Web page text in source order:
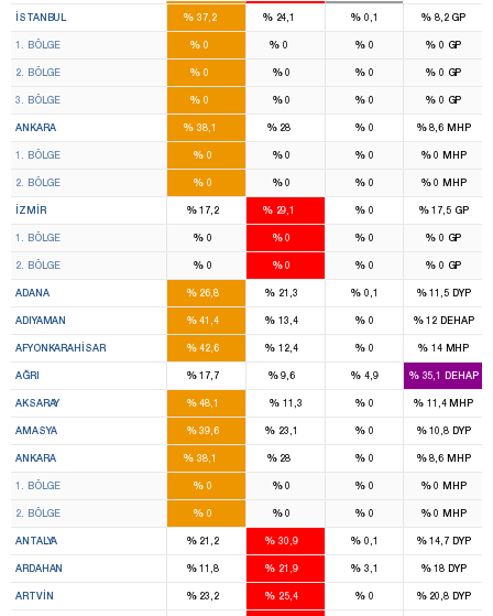
İSTANBUL % 37,2 %24,1 % 0,1 %8,2 GP
1. BÖLGE % 0 % 0 % 0 %0 GP
2. BÖLGE % 0 %0 % 0 %0 GP
3. BÖLGE % 0 %0 % 0 %0 GP
ANKARA % 38,1 %28 % 0 %8,6MHP
1. BÖLGE %0 %0 % 0 %0MHP
2. BÖLGE %0 %0 % 0 %0MHP
İZMIR %17,2 %29,1 % 0 %17,5 GP
1. BÖLGE %0 %0 % 0 %0 GP
2. BÖLGE %0 %0 % 0 %0 GP
ADANA %26,8 % 21,3 % 0,1 %11,5 DYP
ADIYAMAN %41,4 % 13,4 % 0 %12DEHAP
AFYONKARAHISAR %42,6 % 12,4 % 0 %14 MHP
AĞRI %17,7 %9,6 % 4,9 %35,1DEHAP
AKSARAY %48,1 % 11,3 % 0 % 11,4MHP
AMASYA %39,6 % 23,1 % 0 %10,8 DYP
ANKARA % 38,1 %28 % 0 %8,6MHP
1. BÖLGE %0 %0 % 0 %0MHP
2. BÖLGE %0 %0 % 0 %0MHP
ANTALYA %21,2 % 30,9 % 0,1 %14,7 DYP
ARDAHAN %11,8 % 21,9 % 3,1 %18DYP
ARTVIN %23,2 % 25,4 % 0 %20,8 DYP